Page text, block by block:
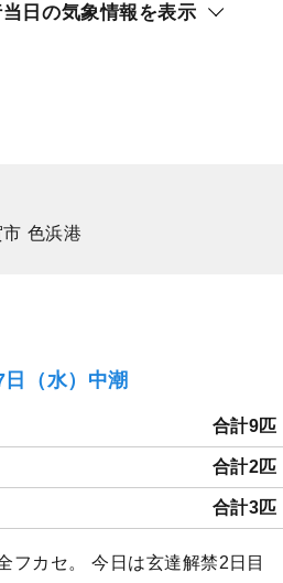
日の気象情報を表示
色浜港
（水）中潮
合計9匹
合計2匹
合計3匹
フカセ。 今日は玄達解禁2日目